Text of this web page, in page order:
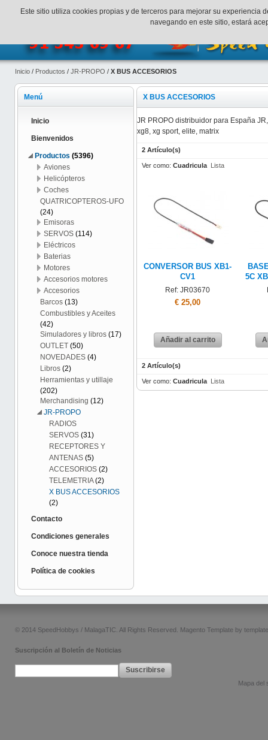
¡Bienvenidos a SpeedHobbys! Mi cuenta Finalizar
Inicio / Productos / JR-PROPO / X BUS ACCESORIOS
X BUS ACCESORIOS
JR PROPO distribuidor para España
xg8, xg sport, elite, matrix
2 Artículo(s)
Ver como: Cuadricula Lista
CONVERSOR BUS XB1-
CV1
Ref: JR03670
€ 25,00
Añadir al carrito
5C
2 Artículo(s)
Ver como: Cuadricula Lista
Menú
Inicio
Bienvenidos
Productos (5396)
Aviones
Helicópteros
Coches
QUATRICOPTEROS-UFO
(24)
Emisoras
SERVOS (114)
Eléctricos
Baterias
Motores
Accesorios motores
Accesorios
Barcos (13)
Combustibles y Aceites
(42)
Simuladores y libros (17)
OUTLET (50)
NOVEDADES (4)
Libros (2)
Herramientas y utillaje
(202)
Merchandising (12)
JR-PROPO
RADIOS
SERVOS (31)
RECEPTORES Y
ANTENAS (5)
ACCESORIOS (2)
TELEMETRIA (2)
X BUS ACCESORIOS
(2)
Contacto
Condiciones generales
Conoce nuestra tienda
Política de cookies
© 2014 SpeedHobbys / MalagaTIC. All Rights Reserved. Magento Template by
Suscripción al Boletín de Noticias
Suscribirse
Mapa del
Este sitio utiliza cookies propias y de terceros para mejorar su
navegando en este sitio, estará